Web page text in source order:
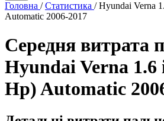
Головна / Статистика / Hyundai Verna
Automatic 2006-2017
Середня витрата
Hyundai Verna 1.6
Hp) Automatic